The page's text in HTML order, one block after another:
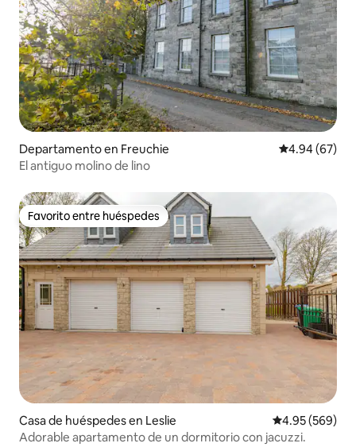
Departamento en Freuchie Calificación
4.94 (67)
El antiguo molino de lino
Favorito entre huéspedes
Favorito entre huéspedes
Casa de huéspedes en Leslie Calificación
4.95 (569)
Adorable apartamento de un dormitorio con jacuzzi.